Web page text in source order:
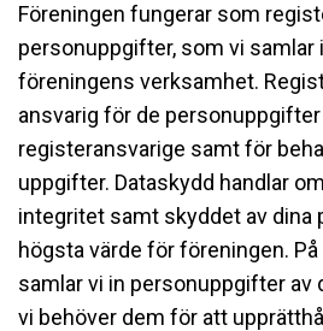
Föreningen fungerar som
personuppgifter, som vi samlar
föreningens verksamhet.
ansvarig för de
registeransvarige samt för
uppgifter. Dataskydd handlar
integritet samt skyddet av dina
högsta värde för föreningen.
samlar vi in personuppgifter av
vi behöver dem för att